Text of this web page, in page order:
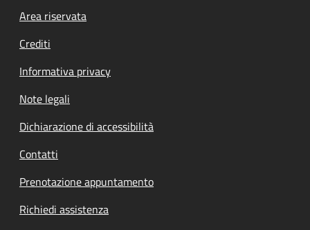
Footer menu
Area riservata
Crediti
Informativa privacy
Note legali
Dichiarazione di accessibilità
Contatti
Prenotazione appuntamento
Richiedi assistenza